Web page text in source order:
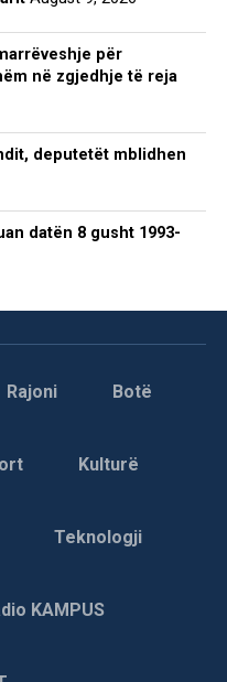
për
në zgjedhje të reja
deputetët mblidhen
datën 8 gusht 1993-
Rajoni Botë
Kulturë
Teknologji
KAMPUS